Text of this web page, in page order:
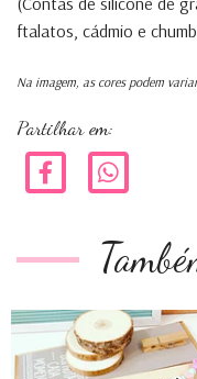
ftalatos, cádmio e
Na imagem, as cores podem
Partilhar em: